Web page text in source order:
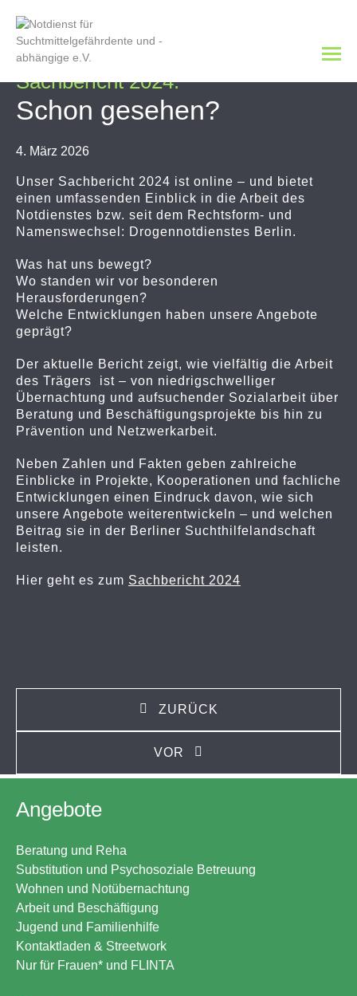
Sachbericht 2024:
Schon gesehen?
4. März 2026
Unser Sachbericht 2024 ist online – und bietet
einen umfassenden Einblick in die Arbeit des
Notdienstes bzw. seit dem Rechtsform- und
Namenswechsel: Drogennotdienstes Berlin.
Was hat uns bewegt?
Wo standen wir vor besonderen
Herausforderungen?
Welche Entwicklungen haben unsere Angebote
geprägt?
Der aktuelle Bericht zeigt, wie vielfältig die Arbeit
des Trägers ist – von niedrigschwelliger
Übernachtung und aufsuchender Sozialarbeit über
Beratung und Beschäftigungsprojekte bis hin zu
Prävention und Netzwerkarbeit.
Neben Zahlen und Fakten geben zahlreiche
Einblicke in Projekte, Kooperationen und fachliche
Entwicklungen einen Eindruck davon, wie sich
unsere Angebote weiterentwickeln – und welchen
Beitrag sie in der Berliner Suchthilfelandschaft
leisten.
Hier geht es zum Sachbericht 2024
ZURÜCK
VOR
Angebote
Beratung und Reha
Substitution und Psychosoziale Betreuung
Wohnen und Notübernachtung
Arbeit und Beschäftigung
Jugend und Familienhilfe
Kontaktladen & Streetwork
Nur für Frauen* und FLINTA